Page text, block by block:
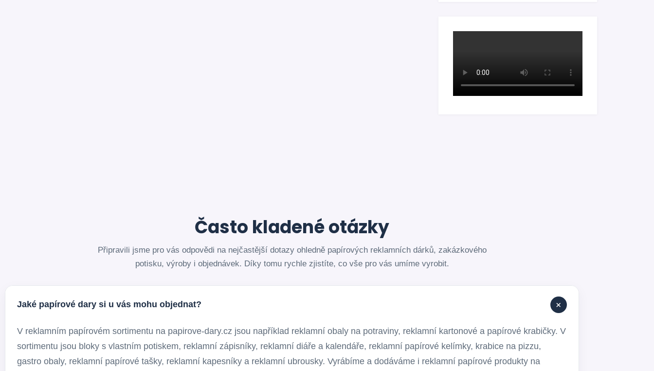
Často kladené otázky
Připravili jsme pro vás odpovědi na nejčastější dotazy ohledně papírových reklamních dárků, zakázkového
potisku, výroby i objednávek. Díky tomu rychle zjistíte, co vše pro vás umíme vyrobit.
Jaké papírové dary si u vás mohu objednat? +
V reklamním papírovém sortimentu na papirove-dary.cz jsou například reklamní obaly na potraviny, reklamní kartonové a papírové krabičky. V
sortimentu jsou bloky s vlastním potiskem, reklamní zápisníky, reklamní diáře a kalendáře, reklamní papírové kelímky, krabice na pizzu,
gastro obaly, reklamní papírové tašky, reklamní kapesníky a reklamní ubrousky. Vyrábíme a dodáváme i reklamní papírové produkty na